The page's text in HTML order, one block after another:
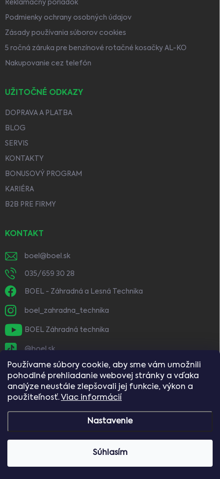
Používame súbory cookie, aby sme vám umožnili
pohodlné prehliadanie webovej stránky a vďaka
analýze neustále zlepšovali jej funkcie, výkon a
použiteľnosť. Viac informácií
Nastavenie
Súhlasím
Vážení zákazníci, naše predajne budú dňa
Reklamačný poriadok
Podmienky ochrany osobných údajov
Zásady používania súborov cookies
5 ročná záruka pre benzínové rotačné kosačky AL-KO
Nakupovanie cez telefón
UŽITOČNÉ ODKAZY
DOPRAVA A PLATBA
BLOG
SERVIS
KONTAKTY
BONUSOVÝ PROGRAM
KARIÉRA
B2B PRE FIRMY
KONTAKT
boel @ boel.sk
035/659 30 28
BOEL - Záhradná a Lesná Technika
boel_zahradna_technika
BOEL Záhradná technika
@boel.sk
BOEL. Všetky práva vyhradené.